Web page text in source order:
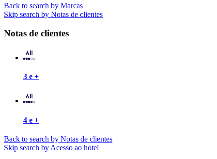
Back to search by Marcas
Skip search by Notas de clientes
Notas de clientes
3 e +
4 e +
Back to search by Notas de clientes
Skip search by Acesso ao hotel